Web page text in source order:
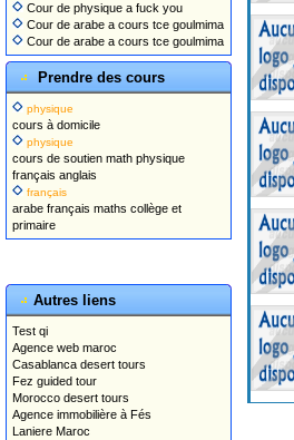
Cour de physique a fuck you
Cour de arabe a cours tce goulmima
Cour de arabe a cours tce goulmima
Prendre des cours
physique
cours à domicile
physique
cours de soutien math physique
français anglais
français
arabe français maths collège et
primaire
Autres liens
Test qi
Agence web maroc
Casablanca desert tours
Fez guided tour
Morocco desert tours
Agence immobilière à Fés
Laniere Maroc